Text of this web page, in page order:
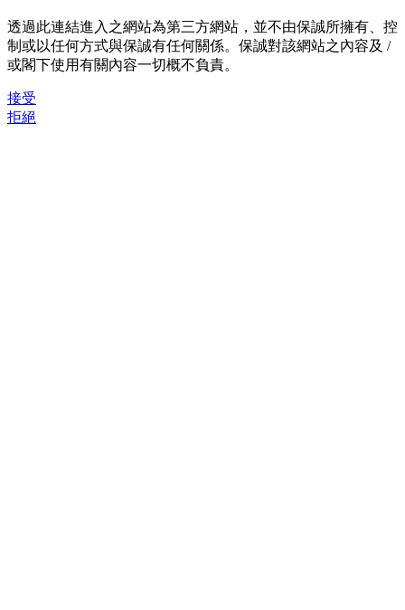
透過此連結進入之網站為第三方網站，並不由保誠所擁有、控
制或以任何方式與保誠有任何關係。保誠對該網站之內容及 /
或閣下使用有關內容一切概不負責。
接受
拒絕